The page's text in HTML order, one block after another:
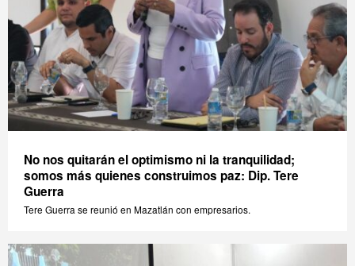
No nos quitarán el optimismo ni la tranquilidad;
somos más quienes construimos paz: Dip. Tere
Guerra
Tere Guerra se reunió en Mazatlán con empresarios.